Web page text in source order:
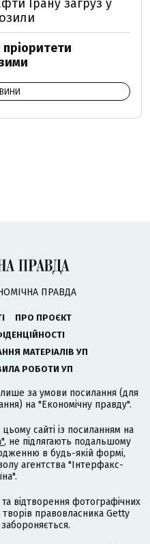
Ірану загруз у
ПРАВДА
ПРО ПРОЄКТ
МАТЕРІАЛІВ УП
РОБОТИ УП
лише за умови посилання (для
на "Економічну правду".
цьому сайті із посиланням на
, не підлягають подальшому
в будь-якій формі,
агентства "Інтерфакс-
відтворення фотографічних
творів правовласника Getty